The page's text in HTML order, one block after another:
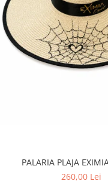
PALARIA PLAJA
260,00 Lei